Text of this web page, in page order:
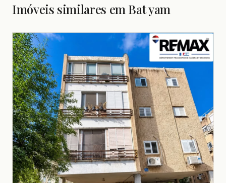
Imóveis similares em Bat yam